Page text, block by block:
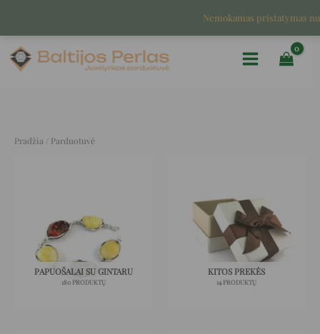
Nemokamas pristatymas
Pradžia / Parduotuvė
PAPUOŠALAI SU GINTARU
180 PRODUKTŲ
KITOS PREKĖS
14 PRODUKTŲ